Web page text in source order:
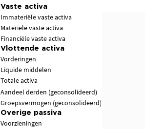
Vaste activa
Immateriële vaste activa
Materiële vaste activa
Financiële vaste activa
Vlottende activa
Vorderingen
Liquide middelen
Totale activa
Aandeel derden (geconsolideerd)
Groepsvermogen (geconsolideerd)
Overige passiva
Voorzieningen